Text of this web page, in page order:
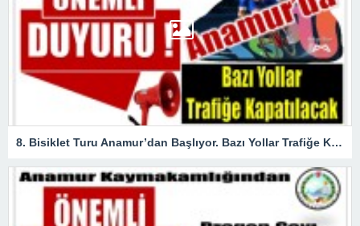
8. Bisiklet Turu Anamur’dan Başlıyor. Bazı Yollar Trafiğe Kapatılacak